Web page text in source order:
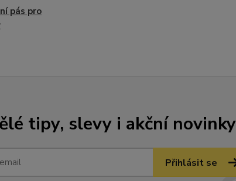
pás pro
tipy, slevy i akční
Přihlásit se